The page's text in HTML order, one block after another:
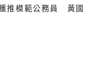
推模範公務員 黃國